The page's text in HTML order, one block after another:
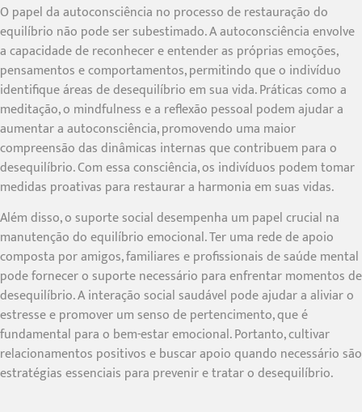
O papel da autoconsciência no processo de restauração do
equilíbrio não pode ser subestimado. A autoconsciência envolve
a capacidade de reconhecer e entender as próprias emoções,
pensamentos e comportamentos, permitindo que o indivíduo
identifique áreas de desequilíbrio em sua vida. Práticas como a
meditação, o mindfulness e a reflexão pessoal podem ajudar a
aumentar a autoconsciência, promovendo uma maior
compreensão das dinâmicas internas que contribuem para o
desequilíbrio. Com essa consciência, os indivíduos podem tomar
medidas proativas para restaurar a harmonia em suas vidas.
Além disso, o suporte social desempenha um papel crucial na
manutenção do equilíbrio emocional. Ter uma rede de apoio
composta por amigos, familiares e profissionais de saúde mental
pode fornecer o suporte necessário para enfrentar momentos de
desequilíbrio. A interação social saudável pode ajudar a aliviar o
estresse e promover um senso de pertencimento, que é
fundamental para o bem-estar emocional. Portanto, cultivar
relacionamentos positivos e buscar apoio quando necessário são
estratégias essenciais para prevenir e tratar o desequilíbrio.